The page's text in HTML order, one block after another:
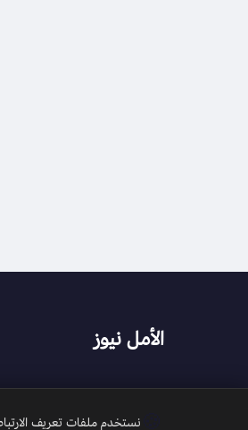
الأمل نيوز
نستخدم ملفات تعريف